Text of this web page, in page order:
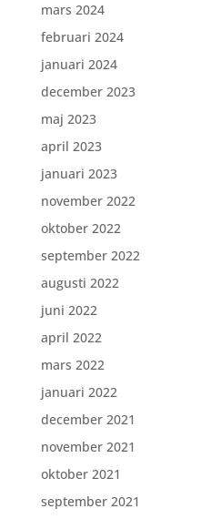
mars 2024
februari 2024
januari 2024
december 2023
maj 2023
april 2023
januari 2023
november 2022
oktober 2022
september 2022
augusti 2022
juni 2022
april 2022
mars 2022
januari 2022
december 2021
november 2021
oktober 2021
september 2021